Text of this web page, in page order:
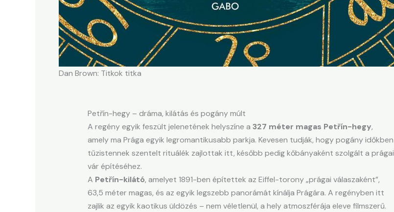
Dan Brown: Titkok titka
Petřín-hegy – dráma, kilátás és pogány múlt
A regény egyik feszült jelenetének helyszíne a 327 méter magas Petřín-hegy,
amely ma Prága egyik legromantikusabb parkja. Kevesen tudják, hogy pogány időkben
tűzistennek szentelt rituálék zajlottak itt, később pedig kőbányaként szolgált a prágai
vár építéséhez.
A Petřín-kilátó, amelyet 1891-ben építettek az Eiffel-torony „prágai válaszaként”,
63,5 méter magas, és az egyik legszebb panorámát kínálja Prágára. A regényben itt
zajlik az egyik kaotikus üldözés – nem véletlenül, a hely atmoszférája eleve filmszerű.